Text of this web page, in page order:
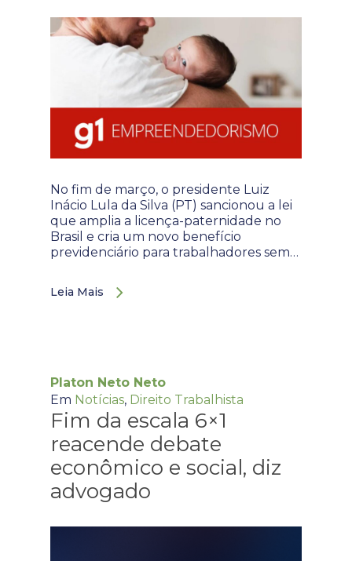
No fim de março, o presidente Luiz
Inácio Lula da Silva (PT) sancionou a lei
que amplia a licença-paternidade no
Brasil e cria um novo benefício
previdenciário para trabalhadores sem…
Leia Mais
Platon Neto Neto
Em Notícias, Direito Trabalhista
Fim da escala 6×1
reacende debate
econômico e social, diz
advogado